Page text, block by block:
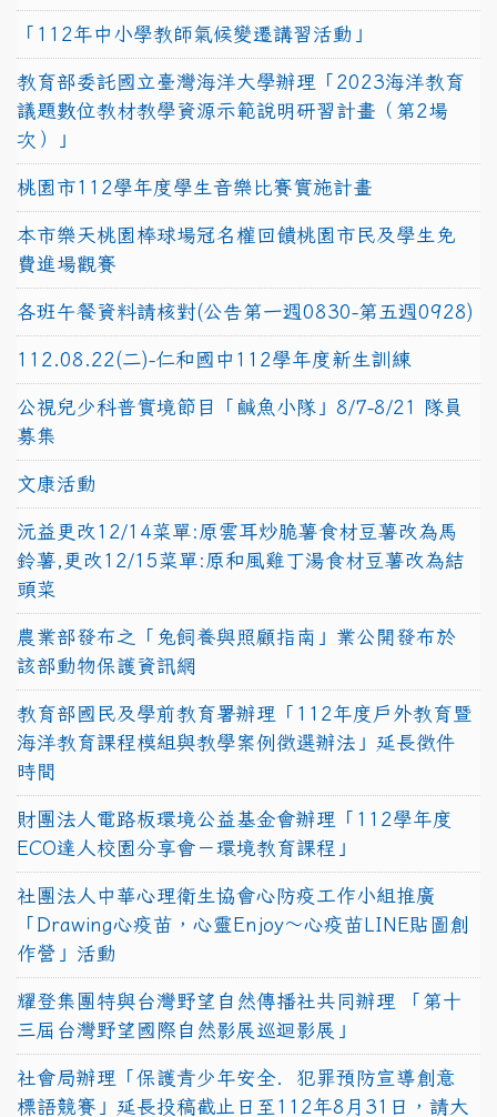
「112年中小學教師氣候變遷講習活動」
教育部委託國立臺灣海洋大學辦理「2023海洋教育
議題數位教材教學資源示範說明研習計畫（第2場
次）」
桃園市112學年度學生音樂比賽實施計畫
本市樂天桃園棒球場冠名權回饋桃園市民及學生免
費進場觀賽
各班午餐資料請核對(公告第一週0830-第五週0928)
112.08.22(二)-仁和國中112學年度新生訓練
公視兒少科普實境節目「鹹魚小隊」8/7-8/21 隊員
募集
文康活動
沅益更改12/14菜單:原雲耳炒脆薯食材豆薯改為馬
鈴薯,更改12/15菜單:原和風雞丁湯食材豆薯改為結
頭菜
農業部發布之「兔飼養與照顧指南」業公開發布於
該部動物保護資訊網
教育部國民及學前教育署辦理「112年度戶外教育暨
海洋教育課程模組與教學案例徵選辦法」延長徵件
時間
財團法人電路板環境公益基金會辦理「112學年度
ECO達人校園分享會－環境教育課程」
社團法人中華心理衛生協會心防疫工作小組推廣
「Drawing心疫苗，心靈Enjoy〜心疫苗LINE貼圖創
作營」活動
耀登集團特與台灣野望自然傳播社共同辦理 「第十
三屆台灣野望國際自然影展巡迴影展」
社會局辦理「保護青少年安全．犯罪預防宣導創意
標語競賽」延長投稿截止日至112年8月31日，請大